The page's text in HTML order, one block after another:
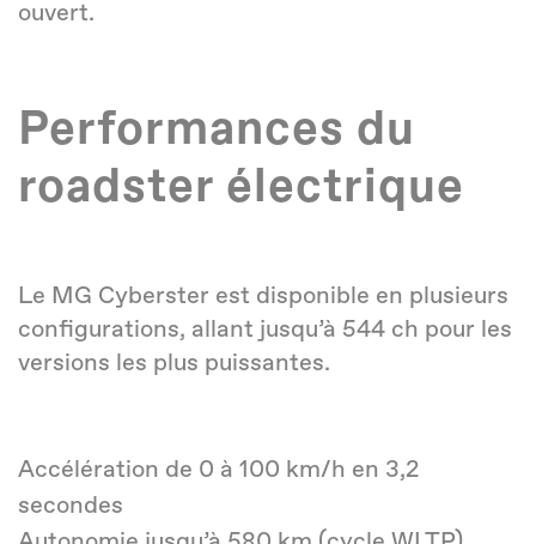
ouvert.
Performances du
roadster électrique
Le MG Cyberster est disponible en plusieurs
configurations, allant jusqu’à 544 ch pour les
versions les plus puissantes.
Accélération de 0 à 100 km/h en 3,2
secondes